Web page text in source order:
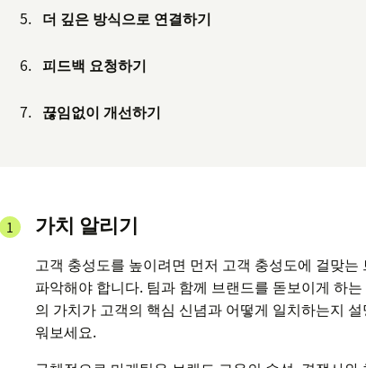
더 깊은 방식으로 연결하기
피드백 요청하기
끊임없이 개선하기
가치 알리기
고객 충성도를 높이려면 먼저 고객 충성도에 걸맞
파악해야 합니다. 팀과 함께 브랜드를 돋보이게 하
의 가치가 고객의 핵심 신념과 어떻게 일치하는지
워보세요.